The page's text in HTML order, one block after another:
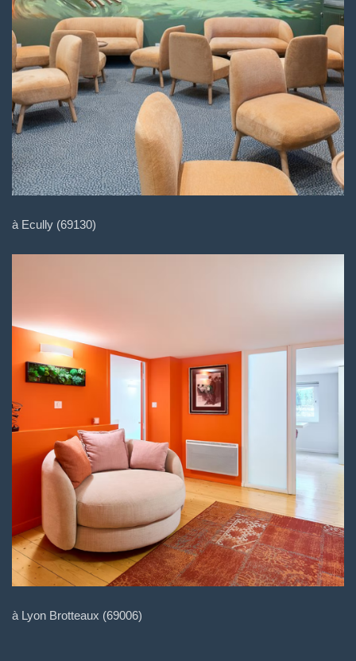
à Ecully (69130)
à Lyon Brotteaux (69006)